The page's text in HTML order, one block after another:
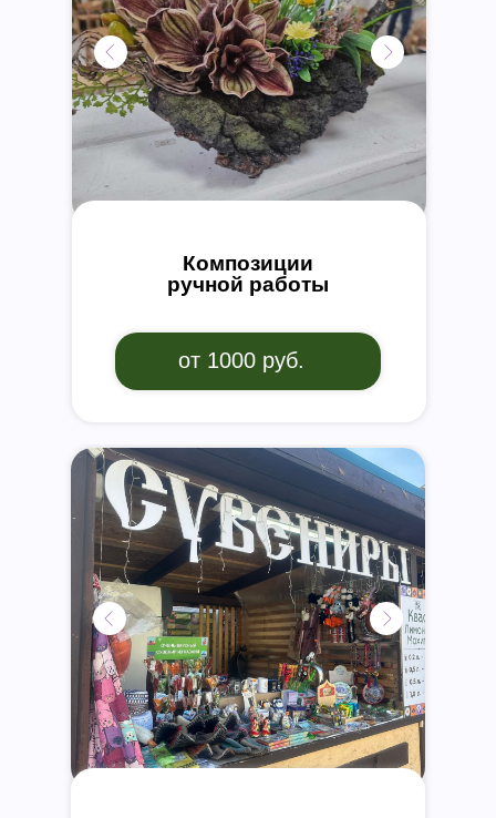
Композиции
ручной работы
от 1000 руб.